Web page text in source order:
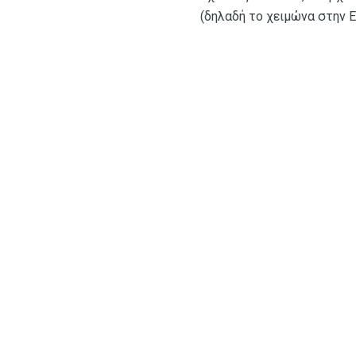
(δηλαδή το χειμώνα στην